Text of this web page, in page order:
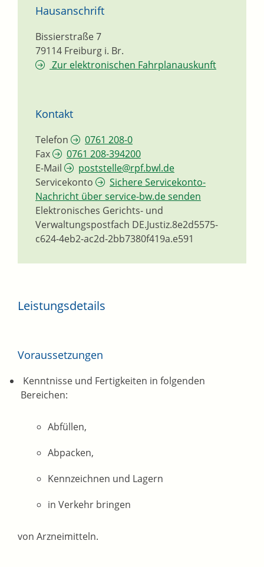
Hausanschrift
Bissierstraße 7
79114 Freiburg i. Br.
Zur elektronischen Fahrplanauskunft
Kontakt
Telefon
0761 208-0
Fax
0761 208-394200
E-Mail
poststelle@rpf.bwl.de
Servicekonto
Sichere Servicekonto-
Nachricht über service-bw.de senden
Elektronisches Gerichts- und
Verwaltungspostfach DE.Justiz.8e2d5575-
c624-4eb2-ac2d-2bb7380f419a.e591
Leistungsdetails
Voraussetzungen
​​ Kenntnisse und Fertigkeiten in folgenden
Bereichen:
Abfüllen,
Abpacken,
Kennzeichnen und Lagern
in Verkehr bringen
von Arzneimitteln.